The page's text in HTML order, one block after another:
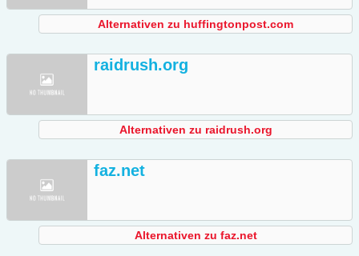
Alternativen zu huffingtonpost.com
raidrush.org
Alternativen zu raidrush.org
faz.net
Alternativen zu faz.net